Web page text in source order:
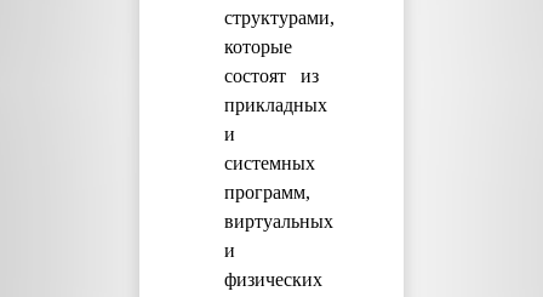
структурами,
которые
состоят из
прикладных
и
системных
программ,
виртуальных
и
физических